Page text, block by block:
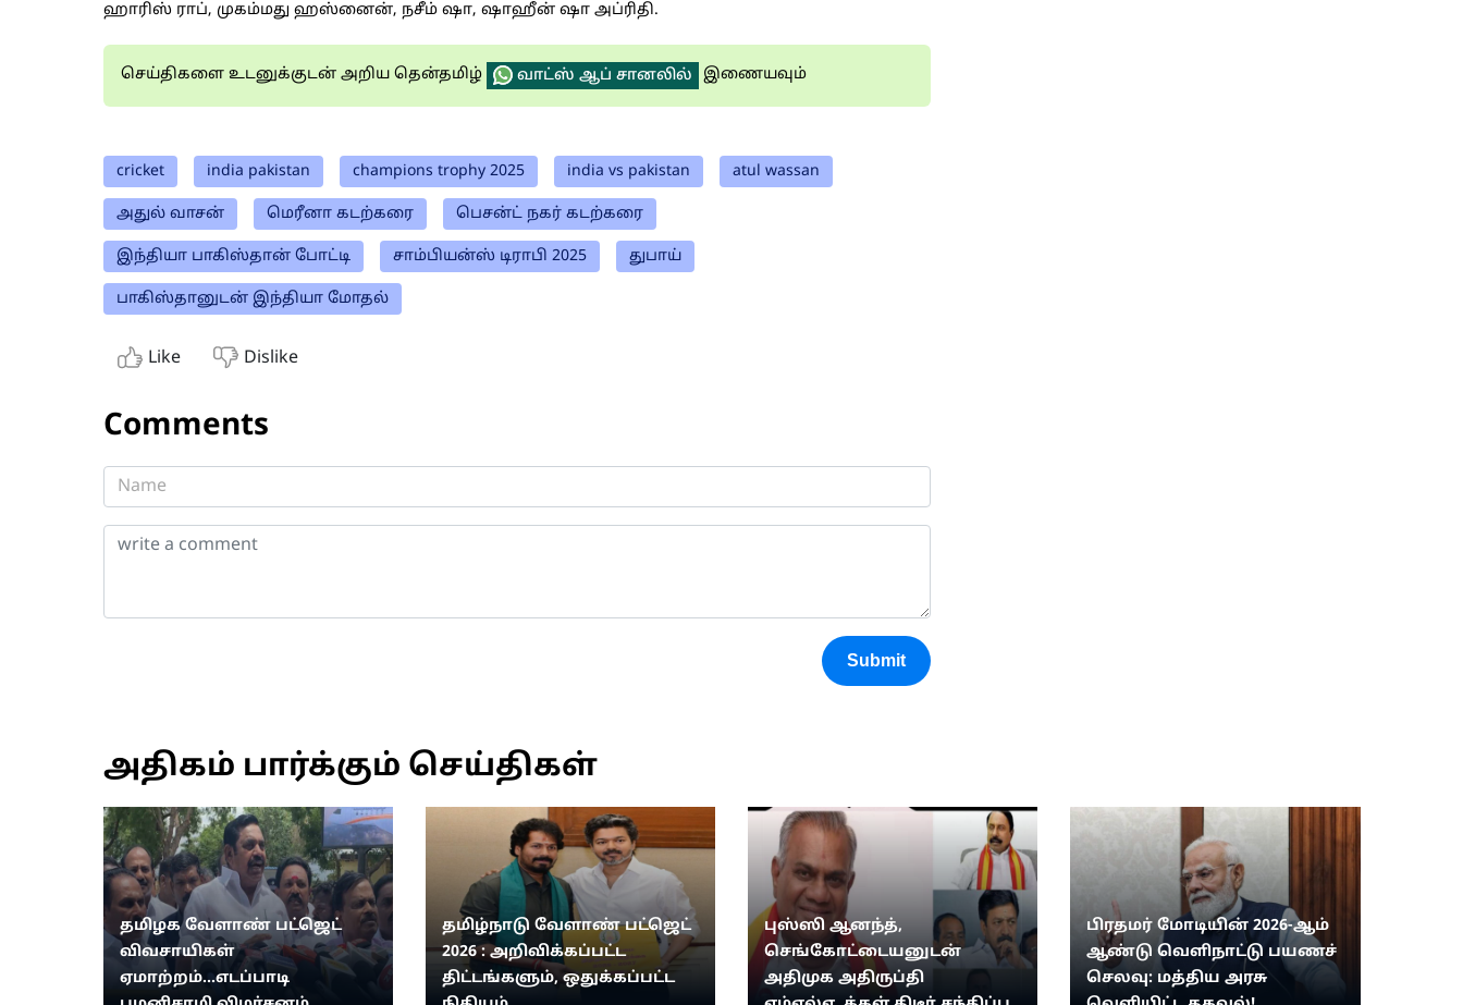
ஹாரிஸ் ராப், முகம்மது ஹஸ்னைன், நசீம் ஷா, ஷாஹீன் ஷா அப்ரிதி.
செய்திகளை உடனுக்குடன் அறிய தென்தமிழ் வாட்ஸ் ஆப் சானலில் இணையவும்
cricket india pakistan champions trophy 2025 india vs pakistan atul wassan
அதுல் வாசன் மெரீனா கடற்கரை பெசன்ட் நகர் கடற்கரை
இந்தியா பாகிஸ்தான் போட்டி சாம்பியன்ஸ் டிராபி 2025 துபாய்
பாகிஸ்தானுடன் இந்தியா மோதல்
Like Dislike
Comments
Submit
அதிகம் பார்க்கும் செய்திகள்
தமிழக வேளாண் பட்ஜெட்
விவசாயிகள்
ஏமாற்றம்...எடப்பாடி
தமிழ்நாடு வேளாண் பட்ஜெட்
2026 : அறிவிக்கப்பட்ட
திட்டங்களும், ஒதுக்கப்பட்ட
புஸ்ஸி ஆனந்த்,
செங்கோட்டையனுடன்
அதிமுக அதிருப்தி
பிரதமர் மோடியின் 2026-ஆம்
ஆண்டு வெளிநாட்டு பயணச்
செலவு: மத்திய அரசு